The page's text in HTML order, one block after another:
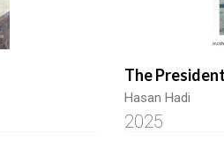
The
Hasan Hadi
2025